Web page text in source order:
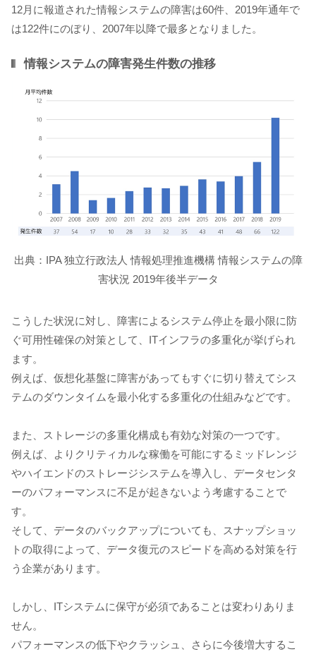
12月に報道された情報システムの障害は60件、2019年通年で
は122件にのぼり、2007年以降で最多となりました。
情報システムの障害発生件数の推移
出典：IPA 独立行政法人 情報処理推進機構 情報システムの障
害状況 2019年後半データ
こうした状況に対し、障害によるシステム停止を最小限に防
ぐ可用性確保の対策として、ITインフラの多重化が挙げられ
ます。
例えば、仮想化基盤に障害があってもすぐに切り替えてシス
テムのダウンタイムを最小化する多重化の仕組みなどです。
また、ストレージの多重化構成も有効な対策の一つです。
例えば、よりクリティカルな稼働を可能にするミッドレンジ
やハイエンドのストレージシステムを導入し、データセンタ
ーのパフォーマンスに不足が起きないよう考慮することで
す。
そして、データのバックアップについても、スナップショッ
トの取得によって、データ復元のスピードを高める対策を行
う企業があります。
しかし、ITシステムに保守が必須であることは変わりありま
せん。
パフォーマンスの低下やクラッシュ、さらに今後増大するこ